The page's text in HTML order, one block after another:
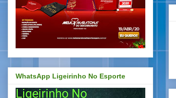
WhatsApp Ligeirinho No Esporte